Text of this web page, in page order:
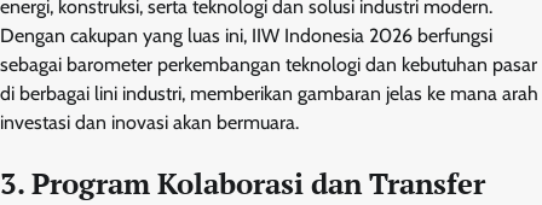
energi, konstruksi, serta teknologi dan solusi industri modern.
Dengan cakupan yang luas ini, IIW Indonesia 2026 berfungsi
sebagai barometer perkembangan teknologi dan kebutuhan pasar
di berbagai lini industri, memberikan gambaran jelas ke mana arah
investasi dan inovasi akan bermuara.
3. Program Kolaborasi dan Transfer